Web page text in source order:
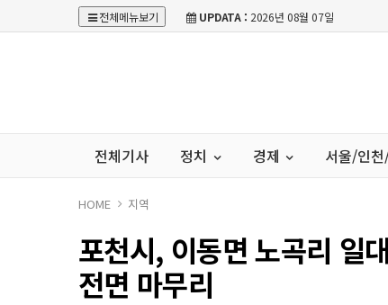
전체메뉴보기 UPDATA : 2026년 08월 07일
전체기사 정치 경제 서울/인천
HOME 지역
포천시, 이동면 노곡리 일
전면 마무리